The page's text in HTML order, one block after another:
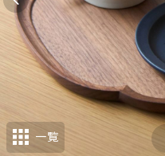
一覧